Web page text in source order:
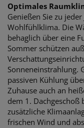
Optimales
Genießen Sie zu
Wohlfühlklima. Die
behaglich über eine
Sommer schützen
Sonneneinstrahlung.
passiven Kühlung
Zuhause auch an
dem 1. Dachgeschoß
zusätzliche
frischen Wind und